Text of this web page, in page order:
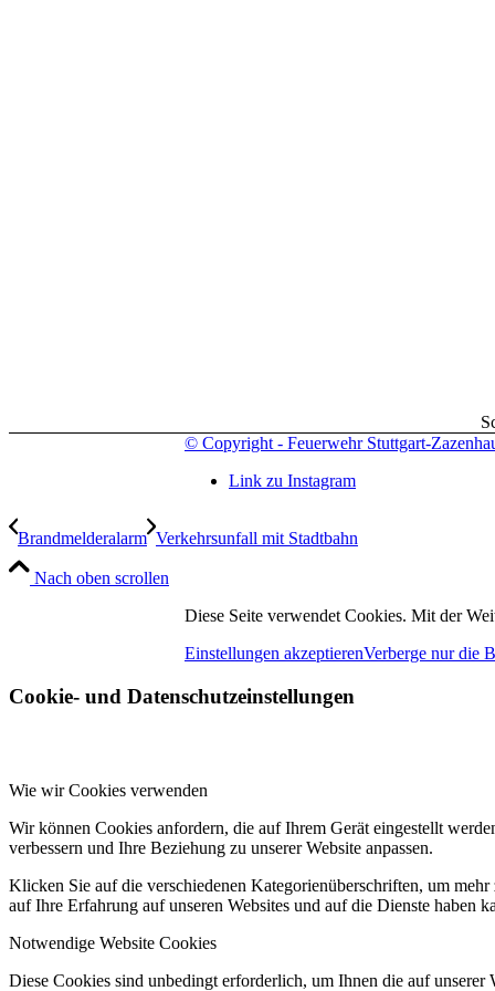
© Copyright - Feuerwehr Stuttgart-
Link zu Instagram
Brandmelderalarm Verkehrsunfall mit Stadtbahn
Nach oben scrollen
Diese Seite verwendet Cookies. Mit der
Einstellungen akzeptierenVerberge nur die
Cookie- und Datenschutzeinstellungen
Wie wir Cookies verwenden
Wir können Cookies anfordern, die auf Ihrem Gerät eingestellt
verbessern und Ihre Beziehung zu unserer Website anpassen.
Klicken Sie auf die verschiedenen Kategorienüberschriften, um
auf Ihre Erfahrung auf unseren Websites und auf die Dienste haben
Notwendige Website Cookies
Diese Cookies sind unbedingt erforderlich, um Ihnen die auf